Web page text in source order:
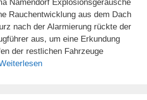
Namendorf Explosionsgeräusche
Rauchentwicklung aus dem Dach
nach der Alarmierung rückte der
aus, um eine Erkundung
der restlichen Fahrzeuge